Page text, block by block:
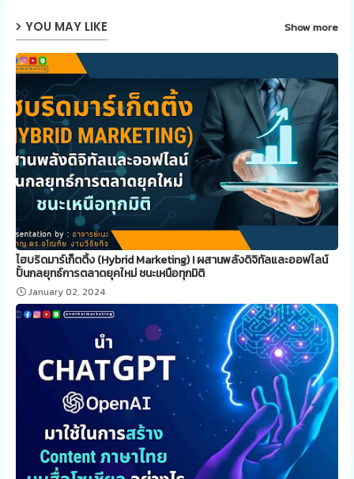
YOU MAY LIKE Show more
ไฮบริดมาร์เก็ตติ้ง (Hybrid Marketing) ! ผสานพลังดิจิทัลและออฟไลน์
ปั้นกลยุทธ์การตลาดยุคใหม่ ชนะเหนือทุกมิติ
January 02, 2024